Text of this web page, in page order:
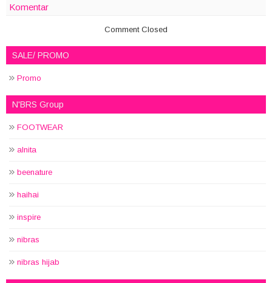
Komentar
Comment Closed
SALE/ PROMO
Promo
N'BRS Group
FOOTWEAR
alnita
beenature
haihai
inspire
nibras
nibras hijab